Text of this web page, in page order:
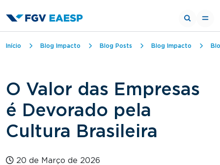
Trilha de navegação
Início Blog Impacto Blog Posts Blog Impacto
O Valor das Empresas
é Devorado pela
Cultura Brasileira
20 de Março de 2026